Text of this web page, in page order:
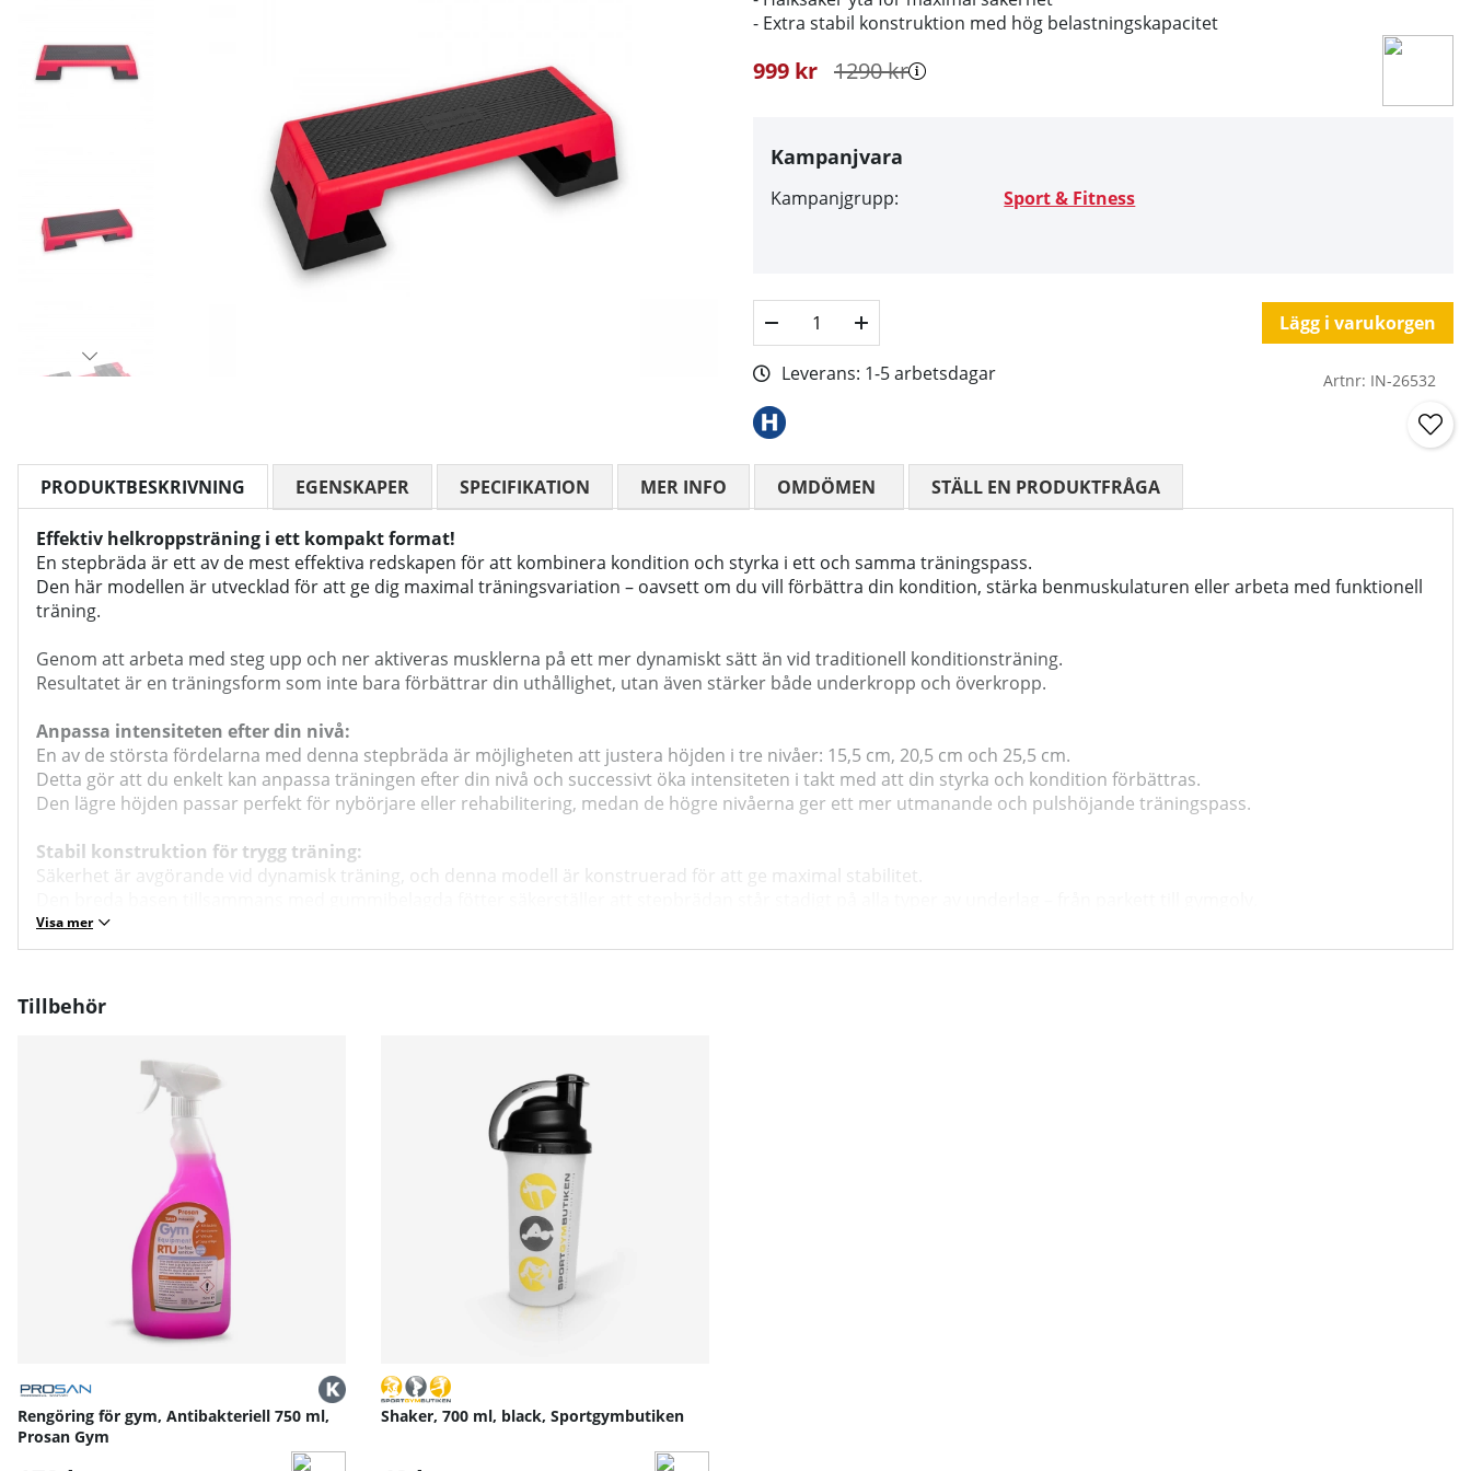
- Extra stabil konstruktion med hög belastningskapacitet
1290kr
999 kr
Kampanjvara
Kampanjgrupp: Sport & Fitness
Lägg i varukorgen
Leverans: 1-5 arbetsdagar Artnr: IN-26532
PRODUKTBESKRIVNING
Effektiv helkroppsträning i ett kompakt format!
En stepbräda är ett av de mest effektiva redskapen för att kombinera kondition och styrka i ett och samma träningspass.
Den här modellen är utvecklad för att ge dig maximal träningsvariation – oavsett om du vill förbättra din kondition, stärka benmuskulaturen eller arbeta med funktionell
träning.
Genom att arbeta med steg upp och ner aktiveras musklerna på ett mer dynamiskt sätt än vid traditionell konditionsträning.
Resultatet är en träningsform som inte bara förbättrar din uthållighet, utan även stärker både underkropp och överkropp.
Anpassa intensiteten efter din nivå:
En av de största fördelarna med denna stepbräda är möjligheten att justera höjden i tre nivåer: 15,5 cm, 20,5 cm och 25,5 cm.
Detta gör att du enkelt kan anpassa träningen efter din nivå och successivt öka intensiteten i takt med att din styrka och kondition förbättras.
Den lägre höjden passar perfekt för nybörjare eller rehabilitering, medan de högre nivåerna ger ett mer utmanande och pulshöjande träningspass.
Stabil konstruktion för trygg träning:
Säkerhet är avgörande vid dynamisk träning, och denna modell är konstruerad för att ge maximal stabilitet.
Den halksäkra ovansidan ger ett tryggt grepp vid varje steg, vilket minimerar risken för att du tappar balansen under intensiva pass.
Med en maximal användarvikt på hela 250 kg är detta en stepbräda som klarar även tuffare träningspass.
Konstruktionen i slitstark polypropen och ABS-plast bidrar till både lång livslängd och hög stabilitet.
Mångsidiga träningsmöjligheter:
Denna typ av träningsredskap lämpar sig inte bara för klassisk stepträning.
Du kan även använda den för:
- Utfall och benövningar
- Armhävningar med höjdvariation
- Core-träning och situps
- Plyometriska övningar
- Funktionell träning
Det gör produkten till ett komplett verktyg för hemmaträning, gruppträning eller gymmiljö.
Fördelar med stepträning:
Stepträning är en skonsam men effektiv träningsform som förbättrar både kondition och muskelstyrka.
Den passar lika bra för nybörjare som för avancerade användare och kan enkelt anpassas efter individuella mål.
Visa mer
EGENSKAPER SPECIFIKATION MER INFO OMDÖMEN MEDELBETYG 0 AV 5 ANTAL BETYG 0
STÄLL EN PRODUKTFRÅGA
Tillbehör
Rengöring för gym, Antibakteriell 750 ml,
Prosan Gym
Shaker, 700 ml, black, Sportgymbutiken